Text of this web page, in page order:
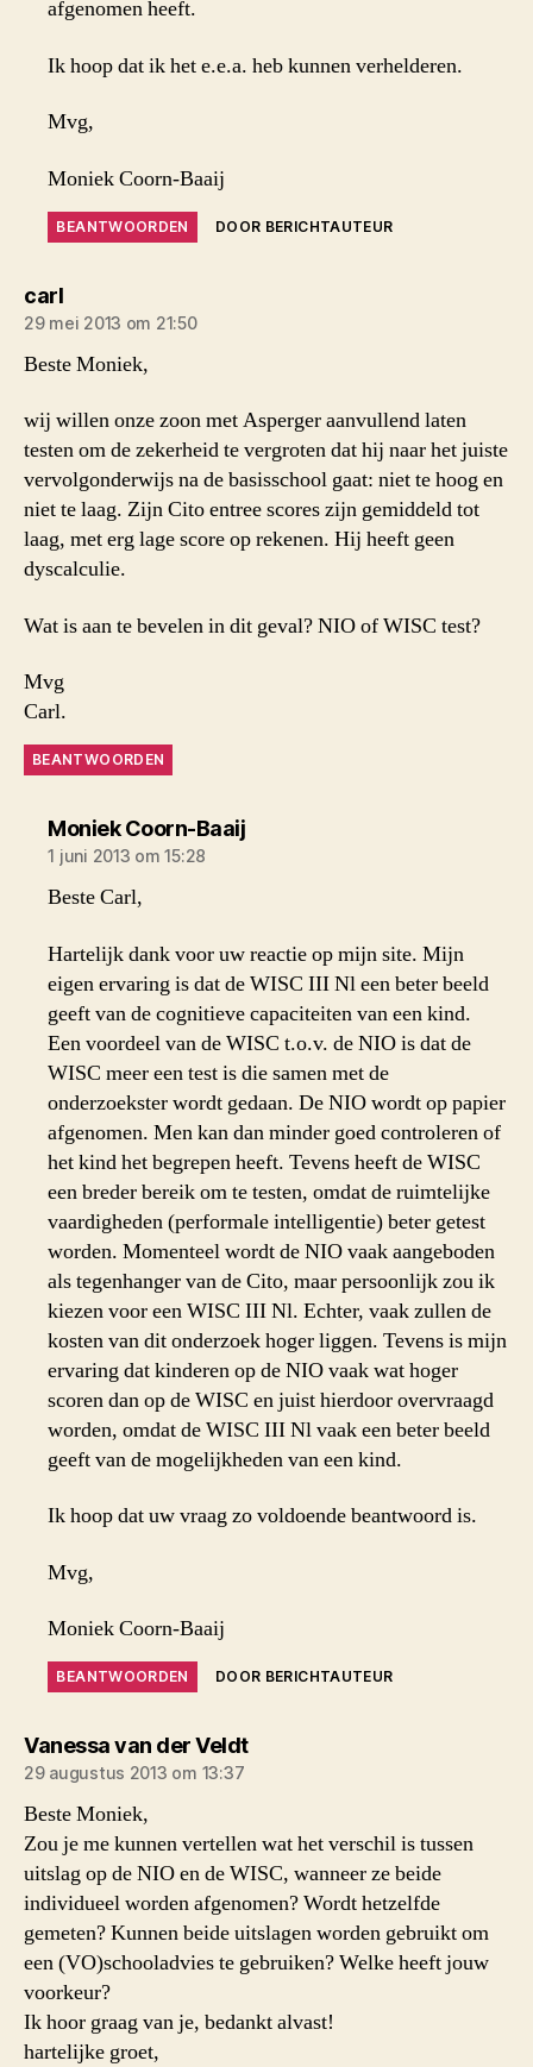
afgenomen heeft.
Ik hoop dat ik het e.e.a. heb kunnen verhelderen.
Mvg,
Moniek Coorn-Baaij
BEANTWOORDEN DOOR BERICHTAUTEUR
carlzegt:
29 mei 2013 om 21:50
Beste Moniek,
wij willen onze zoon met Asperger aanvullend laten
testen om de zekerheid te vergroten dat hij naar het juiste
vervolgonderwijs na de basisschool gaat: niet te hoog en
niet te laag. Zijn Cito entree scores zijn gemiddeld tot
laag, met erg lage score op rekenen. Hij heeft geen
dyscalculie.
Wat is aan te bevelen in dit geval? NIO of WISC test?
Mvg
Carl.
BEANTWOORDEN
Moniek Coorn-Baaijzegt:
1 juni 2013 om 15:28
Beste Carl,
Hartelijk dank voor uw reactie op mijn site. Mijn
eigen ervaring is dat de WISC III Nl een beter beeld
geeft van de cognitieve capaciteiten van een kind.
Een voordeel van de WISC t.o.v. de NIO is dat de
WISC meer een test is die samen met de
onderzoekster wordt gedaan. De NIO wordt op papier
afgenomen. Men kan dan minder goed controleren of
het kind het begrepen heeft. Tevens heeft de WISC
een breder bereik om te testen, omdat de ruimtelijke
vaardigheden (performale intelligentie) beter getest
worden. Momenteel wordt de NIO vaak aangeboden
als tegenhanger van de Cito, maar persoonlijk zou ik
kiezen voor een WISC III Nl. Echter, vaak zullen de
kosten van dit onderzoek hoger liggen. Tevens is mijn
ervaring dat kinderen op de NIO vaak wat hoger
scoren dan op de WISC en juist hierdoor overvraagd
worden, omdat de WISC III Nl vaak een beter beeld
geeft van de mogelijkheden van een kind.
Ik hoop dat uw vraag zo voldoende beantwoord is.
Mvg,
Moniek Coorn-Baaij
BEANTWOORDEN DOOR BERICHTAUTEUR
Vanessa van der Veldtzegt:
29 augustus 2013 om 13:37
Beste Moniek,
Zou je me kunnen vertellen wat het verschil is tussen
uitslag op de NIO en de WISC, wanneer ze beide
individueel worden afgenomen? Wordt hetzelfde
gemeten? Kunnen beide uitslagen worden gebruikt om
een (VO)schooladvies te gebruiken? Welke heeft jouw
voorkeur?
Ik hoor graag van je, bedankt alvast!
hartelijke groet,